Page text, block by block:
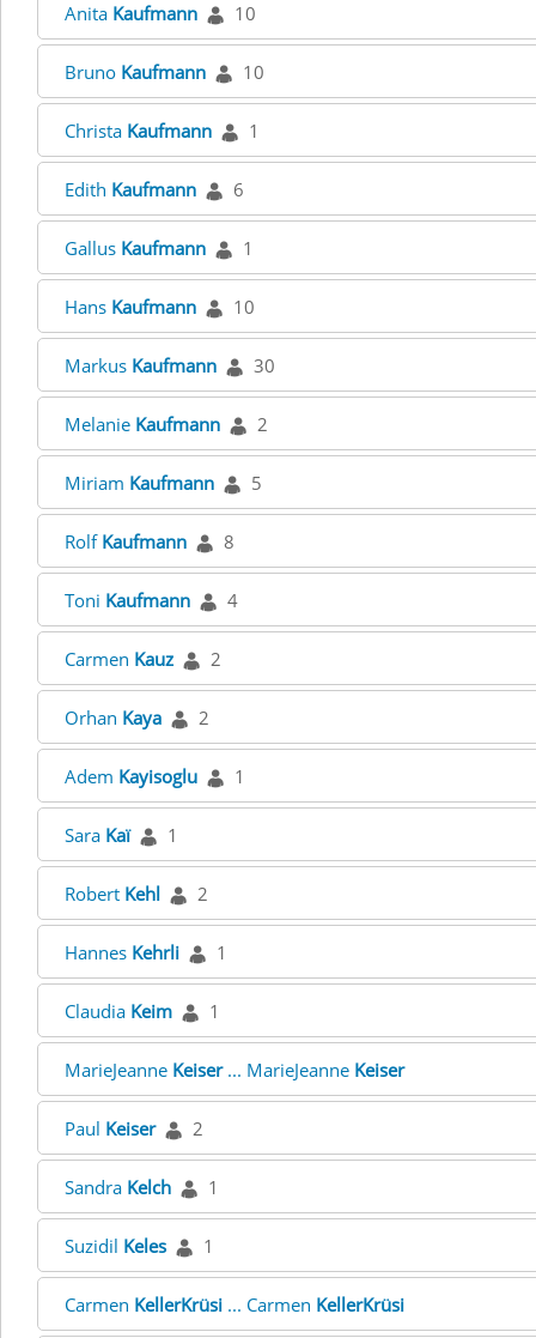
Anita Kaufmann 10
Bruno Kaufmann 10
Christa Kaufmann 1
Edith Kaufmann 6
Gallus Kaufmann 1
Hans Kaufmann 10
Markus Kaufmann 30
Melanie Kaufmann 2
Miriam Kaufmann 5
Rolf Kaufmann 8
Toni Kaufmann 4
Carmen Kauz 2
Orhan Kaya 2
Adem Kayisoglu 1
Sara Kaï 1
Robert Kehl 2
Hannes Kehrli 1
Claudia Keim 1
MarieJeanne Keiser... MarieJeanne Keiser
Paul Keiser 2
Sandra Kelch 1
Suzidil Keles 1
Carmen KellerKrüsi ... Carmen KellerKrüsi